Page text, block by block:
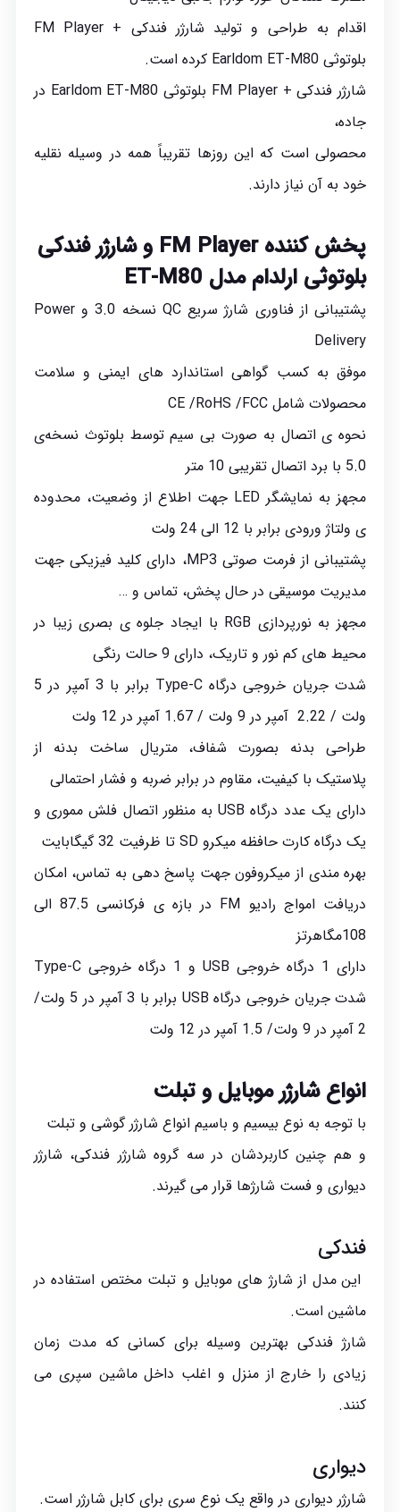
اقدام به طراحی و تولید شارژر فندکی + FM Player
بلوتوثی Earldom ET-M80 کرده است.
شارژر فندکی + FM Player بلوتوثی Earldom ET-M80 در
جاده،
محصولی است که این روزها تقریباً همه در وسیله نقلیه
خود به آن نیاز دارند.
پخش کننده FM Player و شارژر فندکی
بلوتوثی ارلدام مدل ET-M80
پشتیبانی از فناوری شارژ سریع QC نسخه 3.0 و Power
Delivery
موفق به کسب گواهی استاندارد های ایمنی و سلامت
محصولات شامل CE /RoHS /FCC
نحوه ی اتصال به صورت بی سیم توسط بلوتوث نسخه‌ی
5.0 با برد اتصال تقریبی 10 متر
مجهز به نمایشگر LED جهت اطلاع از وضعیت، محدوده
ی ولتاژ ورودی برابر با 12 الی 24 ولت
پشتیبانی از فرمت صوتی MP3، دارای کلید فیزیکی جهت
مدیریت موسیقی در حال پخش، تماس و …
مجهز به نورپردازی RGB با ایجاد جلوه ی بصری زیبا در
محیط های کم نور و تاریک، دارای 9 حالت رنگی
شدت جریان خروجی درگاه Type-C برابر با 3 آمپر در 5
ولت / 2.22 آمپر در 9 ولت / 1.67 آمپر در 12 ولت
طراحی بدنه بصورت شفاف، متریال ساخت بدنه از
پلاستیک با کیفیت، مقاوم در برابر ضربه و فشار احتمالی
دارای یک عدد درگاه USB به منظور اتصال فلش مموری و
یک درگاه کارت حافظه میکرو SD تا ظرفیت 32 گیگابایت
بهره مندی از میکروفون جهت پاسخ دهی به تماس، امکان
دریافت امواج رادیو FM در بازه ی فرکانسی 87.5 الی
108مگاهرتز
دارای 1 درگاه خروجی USB و 1 درگاه خروجی Type-C
شدت جریان خروجی درگاه USB برابر با 3 آمپر در 5 ولت/
2 آمپر در 9 ولت/ 1.5 آمپر در 12 ولت
انواع شارژر موبایل و تبلت
با توجه به نوع بیسیم و باسیم انواع شارژر گوشی و تبلت
و هم چنین کاربردشان در سه گروه شارژر فندکی، شارژر
دیواری و فست شارژها قرار می گیرند.
فندکی
این مدل از شارژ های موبایل و تبلت مختص استفاده در
ماشین است.
شارژ فندکی بهترین وسیله برای کسانی که مدت زمان
زیادی را خارج از منزل و اغلب داخل ماشین سپری می
کنند.
دیواری
شارژر دیواری در واقع یک نوع سری برای کابل شارژر است.